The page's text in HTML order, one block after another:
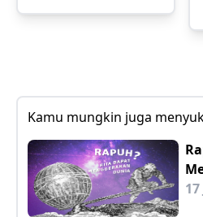
Kamu mungkin juga